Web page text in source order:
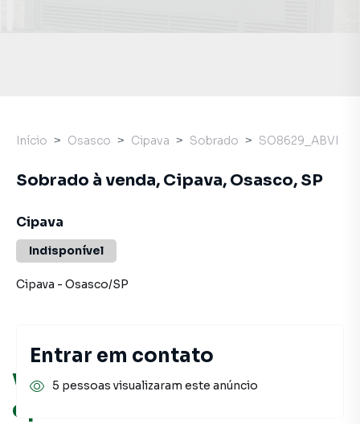
Você pode encontrar novas
oportunidades!
Início Osasco Cipava Sobrado SO8629_ABVI
Sobrado à venda, Cipava, Osasco, SP
Cipava
Indisponível
Cipava - Osasco/SP
Entrar em contato
5 pessoas visualizaram este anúncio